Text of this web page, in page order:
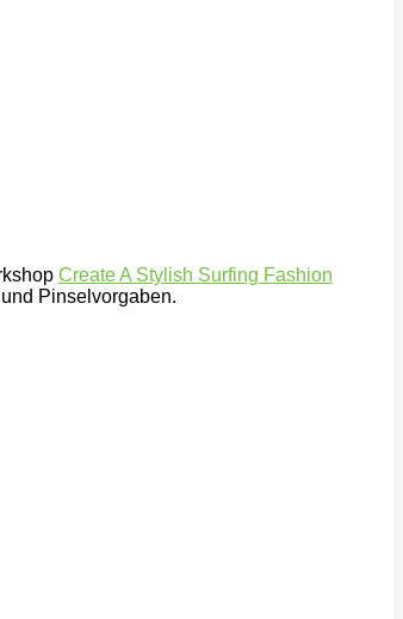
Create A Stylish Surfing Fashion
Pinselvorgaben.